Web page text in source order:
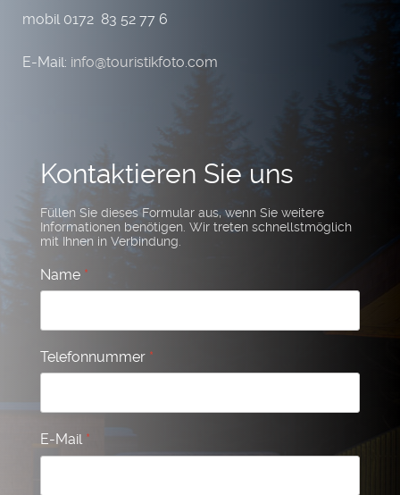
mobil 0172 83 52 77 6
E-Mail: info@touristikfoto.com
Kontaktieren Sie uns
Füllen Sie dieses Formular aus, wenn Sie weitere
Informationen benötigen. Wir treten schnellstmöglich
mit Ihnen in Verbindung.
Name *
Telefonnummer *
E-Mail *